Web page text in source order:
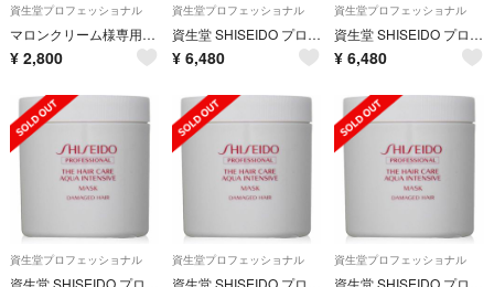
資生堂プロフェッショナル
マロンクリーム様専用♡♡
¥ 2,800
資生堂プロフェッショナル
資生堂 SHISEIDO プロフェッショナル アクアインテンシブ マスク
¥ 6,480
資生堂プロフェッショナル
資生堂 SHISEIDO プロフェッショナル アクアインテンシブ マスク
¥ 6,480
資生堂プロフェッショナル 資生堂プロフェッショナル 資生堂プロフェッショナル